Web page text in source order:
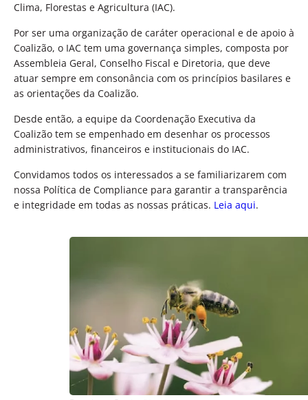
Clima, Florestas e Agricultura (IAC).
Por ser uma organização de caráter operacional e de apoio à
Coalizão, o IAC tem uma governança simples, composta por
Assembleia Geral, Conselho Fiscal e Diretoria, que deve
atuar sempre em consonância com os princípios basilares e
as orientações da Coalizão.
Desde então, a equipe da Coordenação Executiva da
Coalizão tem se empenhado em desenhar os processos
administrativos, financeiros e institucionais do IAC.
Convidamos todos os interessados a se familiarizarem com
nossa Política de Compliance para garantir a transparência
e integridade em todas as nossas práticas. Leia aqui.